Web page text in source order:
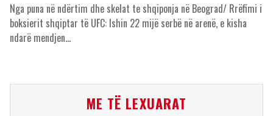
Nga puna në ndërtim dhe skelat te shqiponja në Beograd/ Rrëfimi i
boksierit shqiptar të UFC: Ishin 22 mijë serbë në arenë, e kisha
ndarë mendjen…
ME TË LEXUARAT